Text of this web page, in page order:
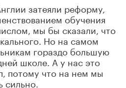
затеяли реформу,
обучения
мы бы сказали, что
Но на самом
гораздо большую
школе. А у нас это
потому что на нем мы
сильно.